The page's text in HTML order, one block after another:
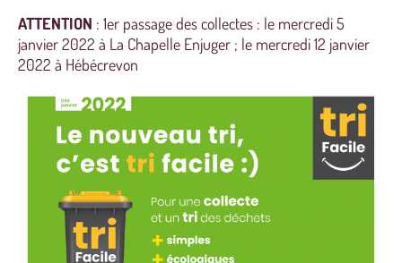
ATTENTION : 1er passage des collectes : le mercredi 5
janvier 2022 à La Chapelle Enjuger ; le mercredi 12 janvier
2022 à Hébécrevon